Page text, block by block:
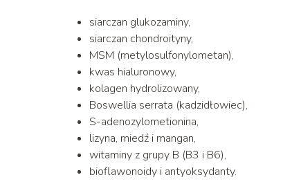
siarczan glukozaminy,
siarczan chondroityny,
MSM (metylosulfonylometan),
kwas hialuronowy,
kolagen hydrolizowany,
Boswellia serrata (kadzidłowiec),
S-adenozylometionina,
lizyna, miedź i mangan,
witaminy z grupy B (B3 i B6),
bioflawonoidy i antyoksydanty.